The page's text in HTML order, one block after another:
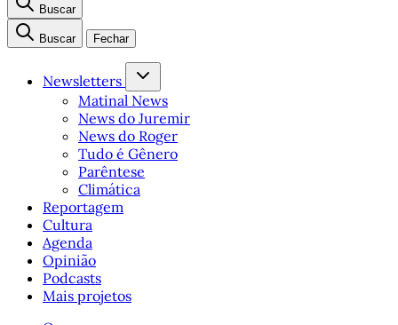
Buscar
Buscar Fechar
Newsletters
Matinal News
News do Juremir
News do Roger
Tudo é Gênero
Parêntese
Climática
Reportagem
Cultura
Agenda
Opinião
Podcasts
Mais projetos